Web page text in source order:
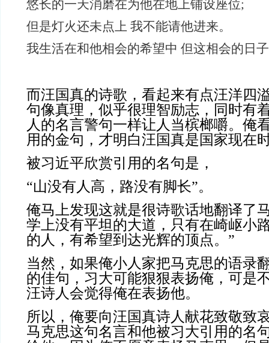
悠长的一天消磨在为他在地上铺设座位;
但是灯火还未点上 我不能请他进来。
我生活在和他相会的希望中 但这相会的日
而汪国真的诗歌，看起来有点汪洋四
句像真理，似乎很理智励志，同时有
人的名言警句一样让人当槟榔嚼。俺
用的金句，才明白汪国真是国家现在
被习近平欣赏引用的名句是，
“山没有人高，路没有脚长”。
俺马上发现这就是很诗歌话地翻译了
学上没有平坦的大道，只有在崎岖小
的人，有希望到达光辉的顶点。”
当然，如果俺小人家把马克思的语录
的佳句，习大可能狠狠表扬俺，可是
汪诗人会觉得俺在表扬他。
所以，俺要向汪国真诗人献花致敬致
马克思这句名言和他被习大引用的名